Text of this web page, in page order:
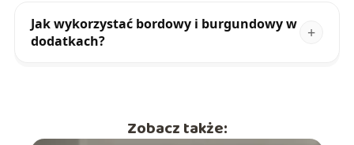
Jak wykorzystać bordowy i burgundowy w
dodatkach?
Zobacz także: